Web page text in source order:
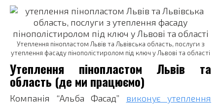
Утеплення пінопластом Львів та Львівська область, послуги з
утеплення фасаду пінополістиролом під ключ у Львові та області
Утеплення пінопластом Львів та
область (де ми працюємо)
Компанія “Альба Фасад” виконує утеплення